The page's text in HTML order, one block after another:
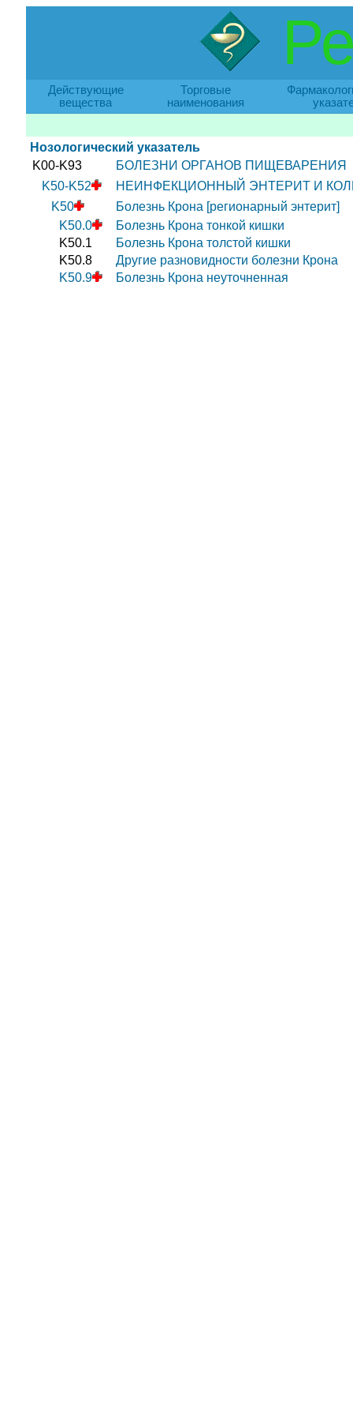
Действующие
вещества
Торговые
наименования
Нозологический указатель
K00-K93
БОЛЕЗНИ ОРГАНОВ ПИЩЕВАРЕНИЯ
K50-K52
НЕИНФЕКЦИОННЫЙ ЭНТЕРИТ И
K50
Болезнь Крона [регионарный энтерит]
K50.0
Болезнь Крона тонкой кишки
K50.1
Болезнь Крона толстой кишки
K50.8
Другие разновидности болезни Крона
K50.9
Болезнь Крона неуточненная